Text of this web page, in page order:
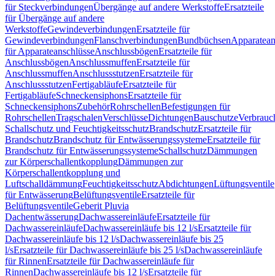
für SteckverbindungenÜbergänge auf andere WerkstoffeErsatzteile
für Übergänge auf andere
WerkstoffeGewindeverbindungenErsatzteile für
GewindeverbindungenFlanschverbindungenBundbüchsen
für ApparateanschlüsseAnschlussbögenErsatzteile für
AnschlussbögenAnschlussmuffenErsatzteile für
AnschlussmuffenAnschlussstutzenErsatzteile für
AnschlussstutzenFertigabläufeErsatzteile für
FertigabläufeSchneckensiphonsErsatzteile für
SchneckensiphonsZubehörRohrschellenBefestigungen für
RohrschellenTragschalenVerschlüsseDichtungenBauschutze
Schallschutz und FeuchtigkeitsschutzBrandschutzErsatzteile für
BrandschutzBrandschutz für EntwässerungssystemeErsatzteile für
Brandschutz für EntwässerungssystemeSchallschutzDämmungen
zur KörperschallentkopplungDämmungen zur
Körperschallentkopplung und
LuftschalldämmungFeuchtigkeitsschutzAbdichtungenLüftungsventile
für EntwässerungBelüftungsventileErsatzteile für
BelüftungsventileGeberit Pluvia
DachentwässerungDachwassereinläufeErsatzteile für
DachwassereinläufeDachwassereinläufe bis 12 l/sErsatzteile für
Dachwassereinläufe bis 12 l/sDachwassereinläufe bis 25
l/sErsatzteile für Dachwassereinläufe bis 25 l/sDachwassereinläufe
für RinnenErsatzteile für Dachwassereinläufe für
RinnenDachwassereinläufe bis 12 l/sErsatzteile für